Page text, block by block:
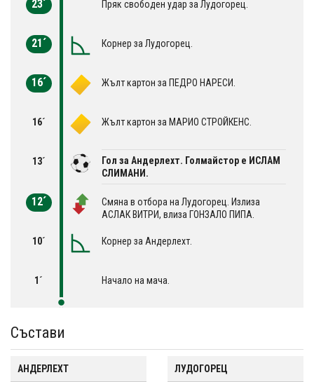
23´ Пряк свободен удар за Лудогорец.
21´ Корнер за Лудогорец.
16´ Жълт картон за ПЕДРО НАРЕСИ.
16´ Жълт картон за МАРИО СТРОЙКЕНС.
13´
Гол за Андерлехт. Голмайстор е ИСЛАМ
СЛИМАНИ.
12´
Смяна в отбора на Лудогорец. Излиза
АСЛАК ВИТРИ, влиза ГОНЗАЛО ПИПА.
10´ Корнер за Андерлехт.
1´ Начало на мача.
Състави
АНДЕРЛЕХТ ЛУДОГОРЕЦ